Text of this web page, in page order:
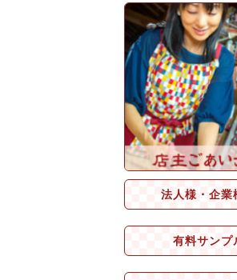
法人様・企業
有料サンプ